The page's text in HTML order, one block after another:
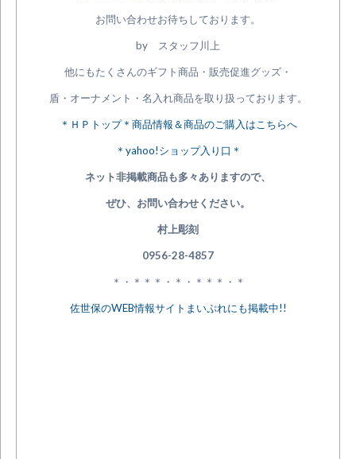
お問い合わせお待ちしております。
by スタッフ川上
他にもたくさんのギフト商品・販売促進グッズ・
盾・オーナメント・名入れ商品を取り扱っております。
＊ＨＰトップ＊商品情報＆商品のご購入はこちらへ
＊yahoo!ショップ入り口＊
ネット非掲載商品も多々ありますので、
ぜひ、お問い合わせください。
村上彫刻
0956-28-4857
＊・＊＊＊・＊・＊＊＊・＊
佐世保のWEB情報サイトまいぷれにも掲載中!!